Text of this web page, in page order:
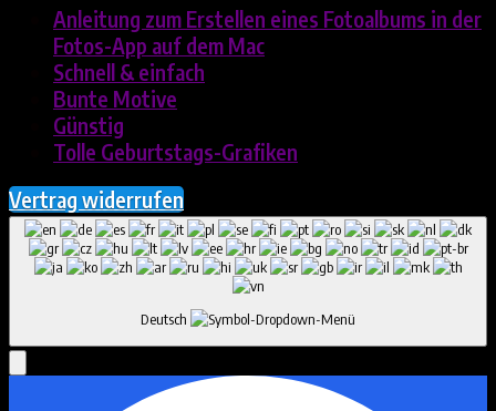
Anleitung zum Erstellen eines Fotoalbums in der
Fotos-App auf dem Mac
Schnell & einfach
Bunte Motive
Günstig
Tolle Geburtstags-Grafiken
Vertrag widerrufen
Deutsch